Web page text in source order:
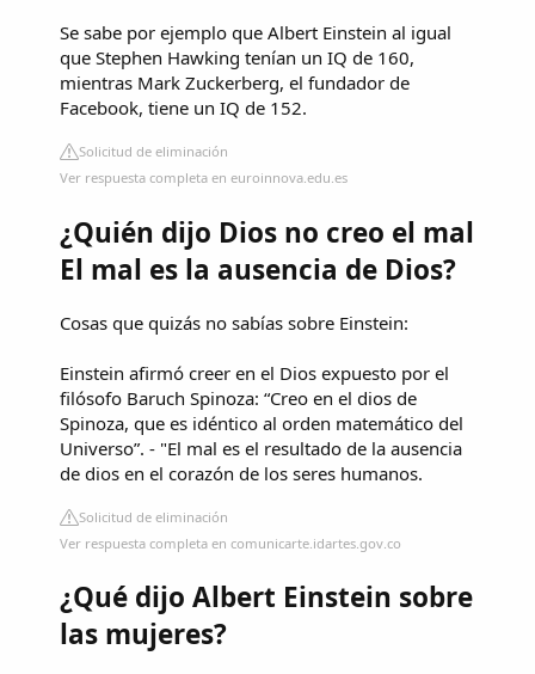
Se sabe por ejemplo que Albert Einstein al igual
que Stephen Hawking tenían un IQ de 160,
mientras Mark Zuckerberg, el fundador de
Facebook, tiene un IQ de 152.
Solicitud de eliminación
Ver respuesta completa en euroinnova.edu.es
¿Quién dijo Dios no creo el mal
El mal es la ausencia de Dios?
Cosas que quizás no sabías sobre Einstein:
Einstein afirmó creer en el Dios expuesto por el
filósofo Baruch Spinoza: “Creo en el dios de
Spinoza, que es idéntico al orden matemático del
Universo”. - "El mal es el resultado de la ausencia
de dios en el corazón de los seres humanos.
Solicitud de eliminación
Ver respuesta completa en comunicarte.idartes.gov.co
¿Qué dijo Albert Einstein sobre
las mujeres?